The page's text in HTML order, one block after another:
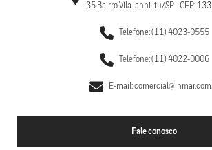
35 Bairro Vila Ianni Itu/SP - CEP:
Telefone: (11) 4023-0555
Telefone: (11) 4022-0006
E-mail:
Fale conosco